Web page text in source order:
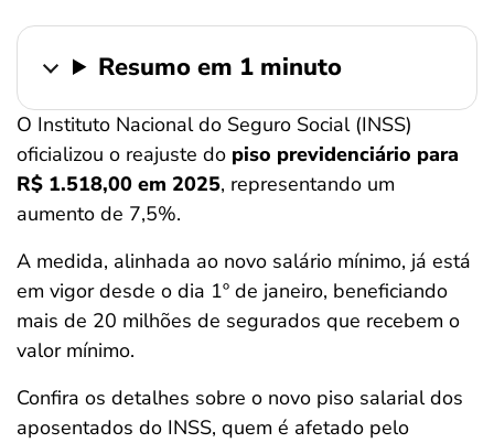
Resumo em 1 minuto
O Instituto Nacional do Seguro Social (INSS)
oficializou o reajuste do piso previdenciário para
R$ 1.518,00 em 2025, representando um
aumento de 7,5%.
A medida, alinhada ao novo salário mínimo, já está
em vigor desde o dia 1º de janeiro, beneficiando
mais de 20 milhões de segurados que recebem o
valor mínimo.
Confira os detalhes sobre o novo piso salarial dos
aposentados do INSS, quem é afetado pelo